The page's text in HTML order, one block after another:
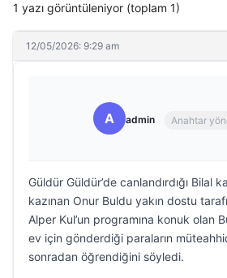
1 yazı görüntüleniyor (toplam 1)
12/05/2026: 9:29 am
A admin Anahtar
Güldür Güldür’de canlandırdığı Bilal
kazınan Onur Buldu yakın dostu
Alper Kul’un programına konuk olan
ev için gönderdiği paraların
sonradan öğrendiğini söyledi.